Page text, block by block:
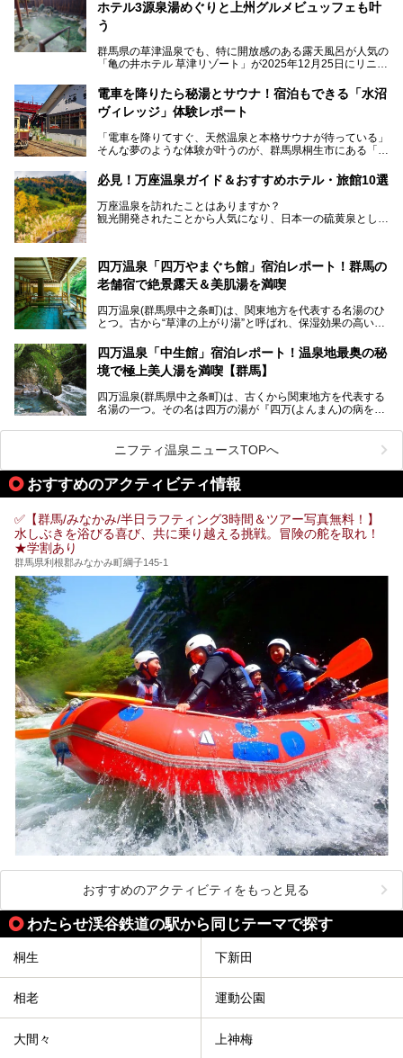
ホテル3源泉湯めぐりと上州グルメビュッフェも叶
う
群馬県の草津温泉でも、特に開放感のある露天風呂が人気の
「亀の井ホテル 草津リゾート」が2025年12月25日にリニュ
ロビーや客室が綺麗になって、上州グルメにこだわったビュ
ッフェも人気！アクセスはシャトルバスで楽々、さらに草津
温泉にある姉妹ホテルの「草津温泉 大東舘」「亀の井ホテ
今回はそんな「亀の井ホテル 草津リゾート」を徹底レポー
───
提供元：アイコニア・ホスピタリティ株式会社【PR】
この記事は亀の井ホテル 草津リゾートのPR記事です。
電車を降りたら秘湯とサウナ！宿泊もできる「水沼
ヴィレッジ」体験レポート
「電車を降りてすぐ、天然温泉と本格サウナが待っている」
そんな夢のような体験が叶うのが、群馬県桐生市にある「駅
日帰り温泉の「水沼の湯」と宿泊もできる「サウナの森」、
２つのエリアがあります。
今回は、その中でも特にユニークな駅直結の「水沼の湯」の
魅力に焦点を当て、温泉好き、サウナー、そして電車旅好き
必見！万座温泉ガイド＆おすすめホテル・旅館10選
万座温泉を訪れたことはありますか？
観光開発されたことから人気になり、日本一の硫黄泉として
も多いかもしれません。
そこで筆者である私が実際に行ってみました！万座温泉の楽
しみ方や周辺の観光地を解説します。
また、日帰り入浴できる温泉から混浴可能な温泉まで、おす
すめの入浴施設もご紹介します！
四万温泉「四万やまぐち館」宿泊レポート！群馬の
老舗宿で絶景露天＆美肌湯を満喫
四万温泉(群馬県中之条町)は、関東地方を代表する名湯のひ
とつ。古から“草津の上がり湯”と呼ばれ、保湿効果の高い美
「四万やまぐち館」は、この地を代表する旅館の一つ。日帰
り入浴も可能ですが、やはり宿泊してじっくり楽しむのがベ
肌湯をはじめ、館内の魅力をたっぷりとご紹介します！
四万温泉「中生館」宿泊レポート！温泉地最奥の秘
境で極上美人湯を満喫【群馬】
四万温泉(群馬県中之条町)は、古くから関東地方を代表する
名湯の一つ。その名は四万の湯が『四万(よんまん)の病を癒
観光客で賑わう人気温泉地です。
「中生館」は四万温泉最奥に位置し、秘境感漂う老舗宿。泉
質の良さ(特に美人湯効果)に定評があり、知る人ぞ知る穴場
的存在です。今回は筆者自ら宿泊し、自慢の温泉をはじめ食
事・客室・共有スペースなど、宿の全貌を徹底紹介します。
ニフティ温泉ニュースTOPへ
おすすめのアクティビティ情報
✅【群馬/みなかみ/半日ラフティング3時間＆ツアー写真無料！】
水しぶきを浴びる喜び、共に乗り越える挑戦。冒険の舵を取れ！
★学割あり
群馬県利根郡みなかみ町綱子145-1
おすすめのアクティビティをもっと見る
わたらせ渓谷鉄道の駅から同じテーマで探す
桐生 下新田
相老 運動公園
大間々 上神梅